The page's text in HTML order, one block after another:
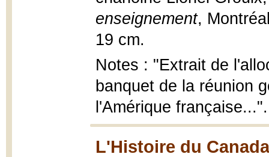
enseignement,
19 cm.
Notes : "Extrait de
banquet de la réunion
l'Amérique
L'Histoire du